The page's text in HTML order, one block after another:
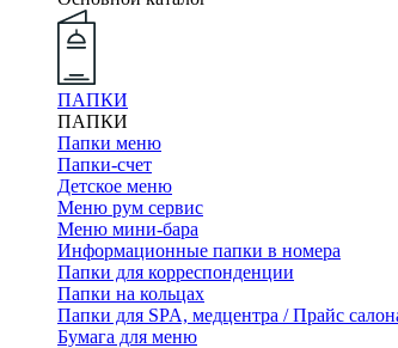
ПАПКИ
ПАПКИ
Папки меню
Папки-счет
Детское меню
Меню рум сервис
Меню мини-бара
Информационные папки в номера
Папки для корреспонденции
Папки на кольцах
Папки для SPA, медцентра / Прайс
Бумага для меню